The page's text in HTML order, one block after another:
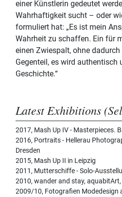
einer Künstlerin gedeutet
Wahrhaftigkeit sucht – oder
formuliert hat: „Es ist mein
Wahrheit zu schaffen. Ein für
einen Zwiespalt, ohne
Gegenteil, es wird authentisch
Geschichte.“
Latest Exhibitions
2017, Mash Up IV - Masterpieces.
2016, Portraits - Hellerau
Dresden
2015, Mash Up II in Leipzig
2011, Mutterschiffe - Solo-
2010, wander and stay, aquabitArt,
2009/10, Fotografien Modedesign